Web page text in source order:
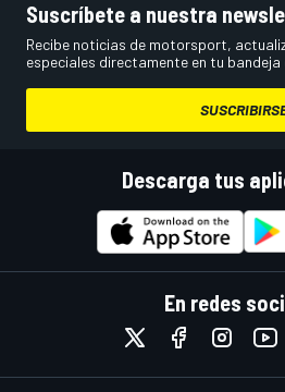
Suscríbete a nuestra
Recibe noticias de motorsport,
especiales directamente en tu bandeja
Descarga tus
En redes